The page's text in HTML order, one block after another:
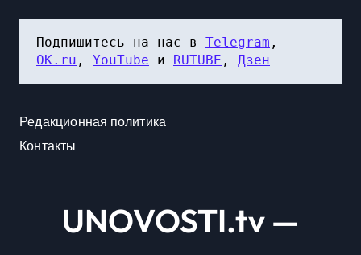
Подпишитесь на нас в Telegram
OK.ru , YouTube и RUTUBE , Дзен
Редакционная политика
Контакты
UNOVOSTI.tv —